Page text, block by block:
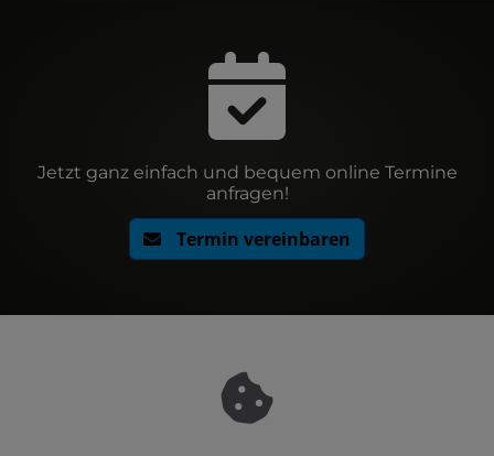
Jetzt ganz einfach und bequem online Termine
anfragen!
Termin vereinbaren